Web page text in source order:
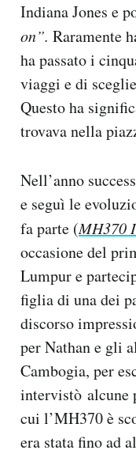
Indiana Jones e
on”. Raramente
ha passato i
viaggi e di
Questo ha
trovava nella
Nell’anno
e seguì le
fa parte (MH370
occasione del
Lumpur e
figlia di una dei
discorso
per Nathan e gli
Cambogia, per
intervistò alcune
cui l’MH370 è
era stata fino ad